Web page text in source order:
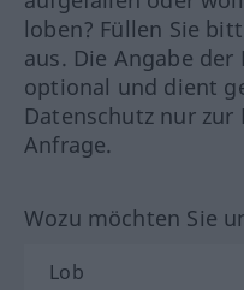
loben? Füllen Sie
aus. Die Angabe der
optional und dient
Datenschutz nur
Anfrage.
Wozu möchten Sie